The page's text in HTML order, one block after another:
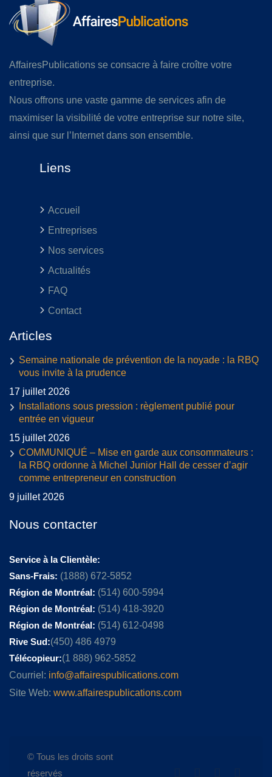
AffairesPublications se consacre à faire croître votre
entreprise.
Nous offrons une vaste gamme de services afin de
maximiser la visibilité de votre entreprise sur notre site,
ainsi que sur l’Internet dans son ensemble.
Liens
Accueil
Entreprises
Nos services
Actualités
FAQ
Contact
Articles
Semaine nationale de prévention de la noyade : la RBQ
vous invite à la prudence
17 juillet 2026
Installations sous pression : règlement publié pour
entrée en vigueur
15 juillet 2026
COMMUNIQUÉ – Mise en garde aux consommateurs :
la RBQ ordonne à Michel Junior Hall de cesser d’agir
comme entrepreneur en construction
9 juillet 2026
Nous contacter
Service à la Clientèle:
Sans-Frais: (1888) 672-5852
Région de Montréal: (514) 600-5994
Région de Montréal: (514) 418-3920
Région de Montréal: (514) 612-0498
Rive Sud:(450) 486 4979
Télécopieur:(1 888) 962-5852
Courriel: info@affairespublications.com
Site Web: www.affairespublications.com
© Tous les droits sont
réservés